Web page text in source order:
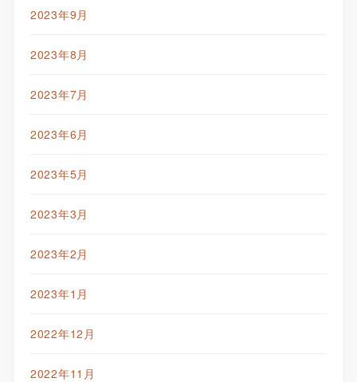
2023年9月
2023年8月
2023年7月
2023年6月
2023年5月
2023年3月
2023年2月
2023年1月
2022年12月
2022年11月